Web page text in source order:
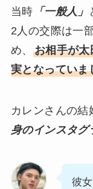
当時 「一般人」
2人の交際は一
め、 お相手が
実となっていま
カレンさんの結
身のインスタグ
彼